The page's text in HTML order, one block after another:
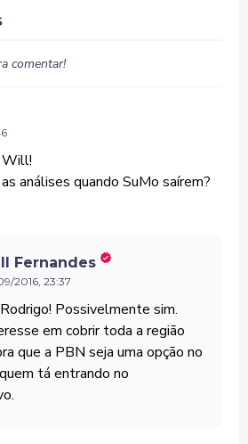
comentar!
Will!
análises quando SuMo saírem?
Fernandes
2016, 23:37
Possivelmente sim.
em cobrir toda a região
que a PBN seja uma opção no
tá entrando no